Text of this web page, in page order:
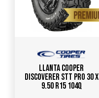
Llanta COOPER
DISCOVERER STT PRO 30 X
9.50 R15 104Q